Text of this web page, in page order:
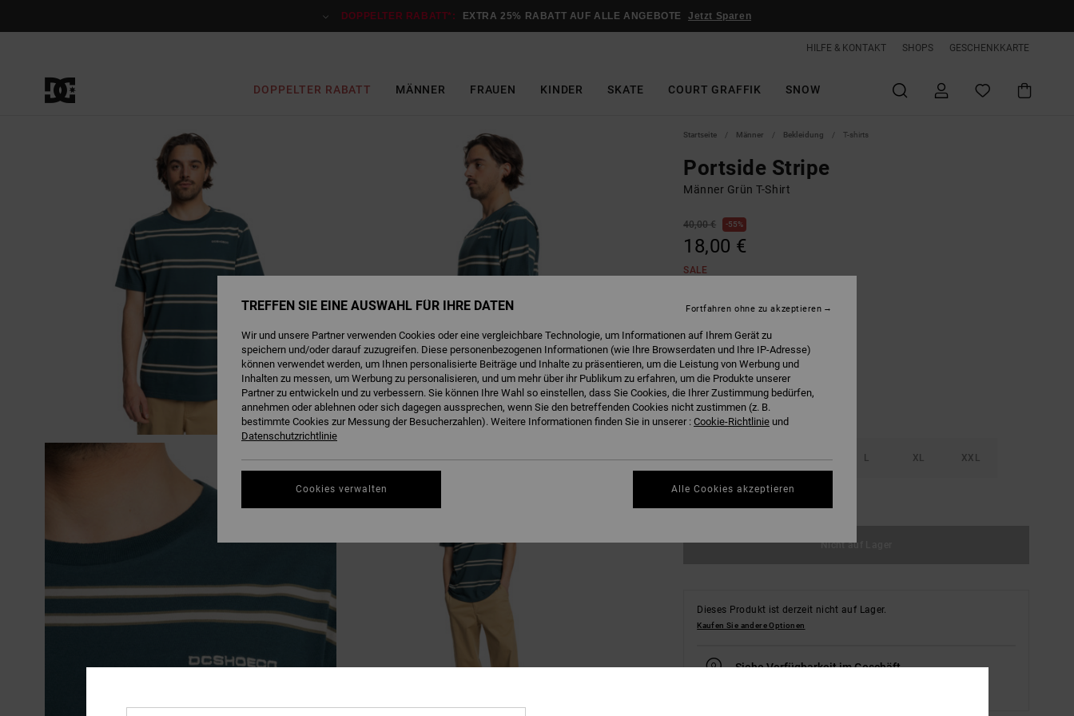
DOPPELTER RABATT*: EXTRA 25% RABATT AUF ALLE ANGEBOTE Jetzt Sparen
HILFE & KONTAKT SHOPS GESCHENKKARTE
DOPPELTER RABATT MÄNNER FRAUEN KINDER SKATE COURT GRAFFIK SNOW
Startseite Männer Bekleidung T-shirts
Portside Stripe
Männer Grün T-Shirt
40,00 € 55%
18,00 €
SALE
FarbeDeep Teal Portside Stripe
XS S M L XL XXL
Größentabelle ansehen
Nicht auf Lager
Dieses Produkt ist derzeit nicht auf Lager.
Kaufen Sie andere Optionen
Siehe Verfügbarkeit im Geschäft
TREFFEN SIE EINE AUSWAHL FÜR IHRE DATEN
Wir und unsere Partner verwenden Cookies oder eine vergleichbare Technologie, um Informationen auf Ihrem Gerät zu
speichern und/oder darauf zuzugreifen. Diese personenbezogenen Informationen (wie Ihre Browserdaten und Ihre IP-Adresse)
können verwendet werden, um Ihnen personalisierte Beiträge und Inhalte zu präsentieren, um die Leistung von Werbung und
Inhalten zu messen, um Werbung zu personalisieren, und um mehr über ihr Publikum zu erfahren, um die Produkte unserer
Partner zu entwickeln und zu verbessern. Sie können Ihre Wahl so einstellen, dass Sie Cookies, die Ihrer Zustimmung bedürfen,
annehmen oder ablehnen oder sich dagegen aussprechen, wenn Sie den betreffenden Cookies nicht zustimmen (z. B.
bestimmte Cookies zur Messung der Besucherzahlen). Weitere Informationen finden Sie in unserer : Cookie-Richtlinie und
Datenschutzrichtlinie
Cookies verwalten
Fortfahren ohne zu akzeptieren
Alle Cookies akzeptieren